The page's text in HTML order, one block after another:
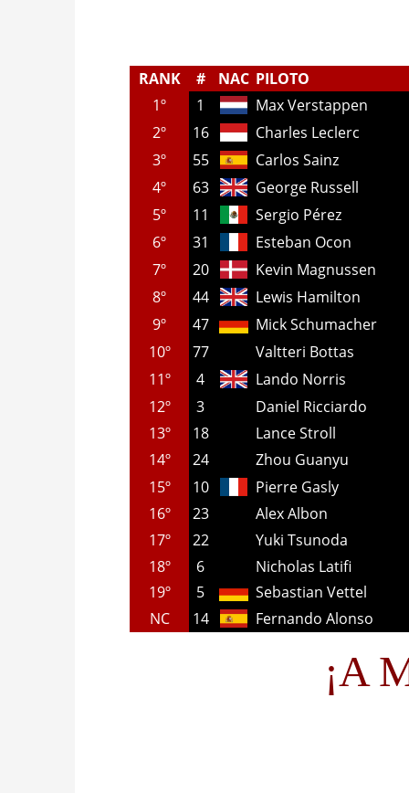
RANK # NAC PILOTO
1º
1
Max Verstappen
2º
16
Charles Leclerc
3º
55
Carlos Sainz
4º
63
George Russell
5º
11
Sergio Pérez
6º
31
Esteban Ocon
7º
20
Kevin Magnussen
8º
44
Lewis Hamilton
9º
47
Mick Schumacher
10º
77
Valtteri Bottas
11º
4
Lando Norris
12º
3
Daniel Ricciardo
13º
18
Lance Stroll
14º
24
Zhou Guanyu
15º
10
Pierre Gasly
16º
23
Alex Albon
17º
22
Yuki Tsunoda
18º
6
Nicholas Latifi
19º
5
Sebastian Vettel
NC
14 Fernando Alonso
¡A